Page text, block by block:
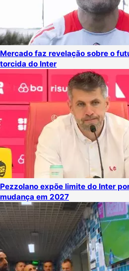
Mercado faz revelação sobre o
torcida do Inter
Pezzolano expõe limite do Inter
mudança em 2027